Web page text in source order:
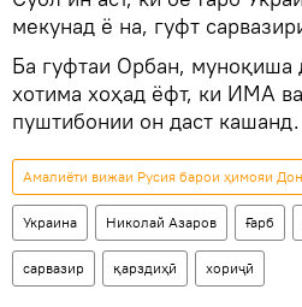
мекунад ё на, гуфт
Ба гуфтаи Орбан, муноқиша
хотима хоҳад ёфт, ки ИМА
пуштибонии он даст кашанд.
Амалиёти вижаи Русия барои ҳимояи
Украина Николай Азаров Ғарб
сарвазир қарздиҳӣ хориҷӣ